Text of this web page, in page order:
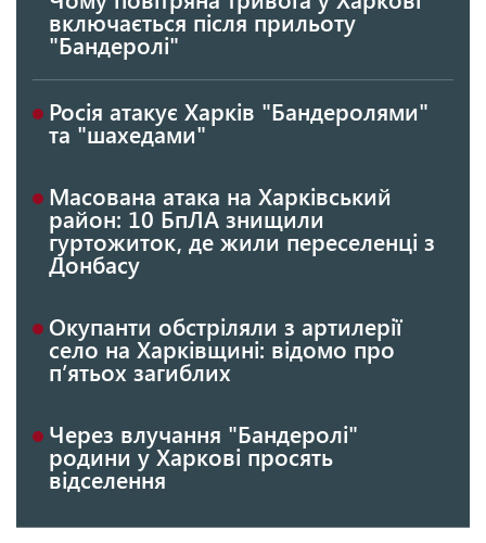
включається після прильоту
"Бандеролі"
Росія атакує Харків "Бандеролями"
та "шахедами"
Масована атака на Харківський
район: 10 БпЛА знищили
гуртожиток, де жили переселенці з
Донбасу
Окупанти обстріляли з артилерії
село на Харківщині: відомо про
п’ятьох загиблих
Через влучання "Бандеролі"
родини у Харкові просять
відселення